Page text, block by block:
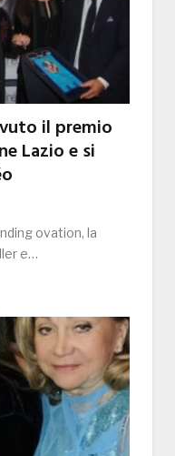
il premio
Lazio e si
ovation, la
e…